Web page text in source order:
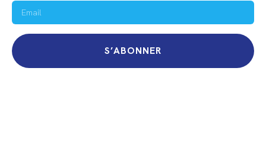
S’ABONNER